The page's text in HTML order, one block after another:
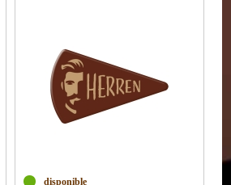
disponible